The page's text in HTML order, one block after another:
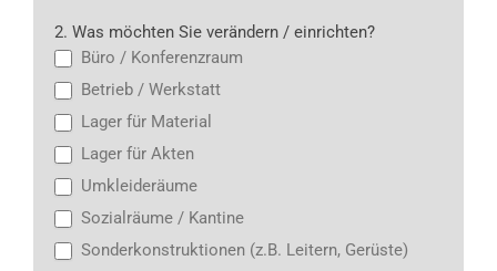
2. Was möchten Sie verändern / einrichten?
Büro / Konferenzraum
Betrieb / Werkstatt
Lager für Material
Lager für Akten
Umkleideräume
Sozialräume / Kantine
Sonderkonstruktionen (z.B. Leitern, Gerüste)